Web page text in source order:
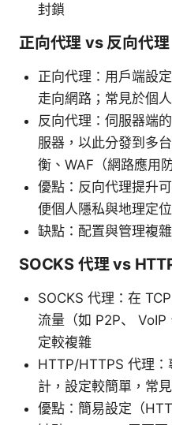
封鎖
正向代理 vs 反向代理
正向代理：用戶端設
走向網路；常見於個
反向代理：伺服器端
服器，以此分發到多
衡、WAF（網路應用
優點：反向代理提升
便個人隱私與地理定
缺點：配置與管理複
SOCKS 代理 vs
SOCKS 代理：在
流量（如 P2P、
定較複雜
HTTP/HTTPS 代理
計，設定較簡單，常
優點：簡易設定（